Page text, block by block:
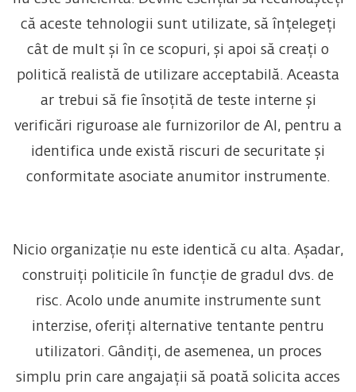
că aceste tehnologii sunt utilizate, să înțelegeți
cât de mult și în ce scopuri, și apoi să creați o
politică realistă de utilizare acceptabilă. Aceasta
ar trebui să fie însoțită de teste interne și
verificări riguroase ale furnizorilor de AI, pentru a
identifica unde există riscuri de securitate și
conformitate asociate anumitor instrumente.
Nicio organizație nu este identică cu alta. Așadar,
construiți politicile în funcție de gradul dvs. de
risc. Acolo unde anumite instrumente sunt
interzise, oferiți alternative tentante pentru
utilizatori. Gândiți, de asemenea, un proces
simplu prin care angajații să poată solicita acces